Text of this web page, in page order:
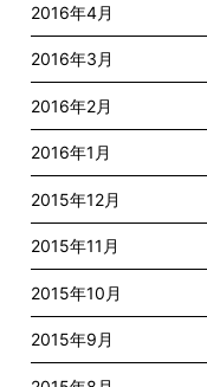
2016年4月
2016年3月
2016年2月
2016年1月
2015年12月
2015年11月
2015年10月
2015年9月